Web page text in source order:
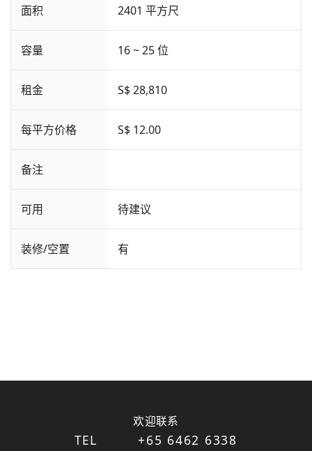
面积 2401 平方尺
容量 16 ~ 25 位
租金 S$ 28,810
每平方价格 S$ 12.00
备注
可用 待建议
装修/空置 有
欢迎联系
TEL
+65 6462 6338